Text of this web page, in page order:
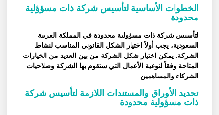
الخطوات الأساسية لتأسيس شركة ذات مسؤؤلية
محدودة
لتأسيس شركة ذات مسؤولية محدودة في المملكة العربية
السعودية، يجب أولاً اختيار الشكل القانوني المناسب لنشاط
الشركة. يمكن اختيار شكل الشركة من بين العديد من الخيارات
المتاحة وفقاً لنوعية الأعمال التي ستقوم بها الشركة وصلاحيات
الشركاء والمساهمين
تحديد الأوراق والمستندات اللازمة لتأسيس شركة
ذات مسؤولية محدودة